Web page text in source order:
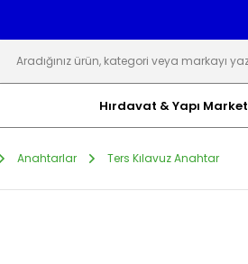
Hırdavat & Yapı Market
Anahtarlar Ters Kılavuz Anahtar